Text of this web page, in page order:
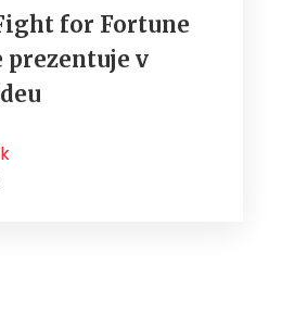
for Fortune
prezentuje v